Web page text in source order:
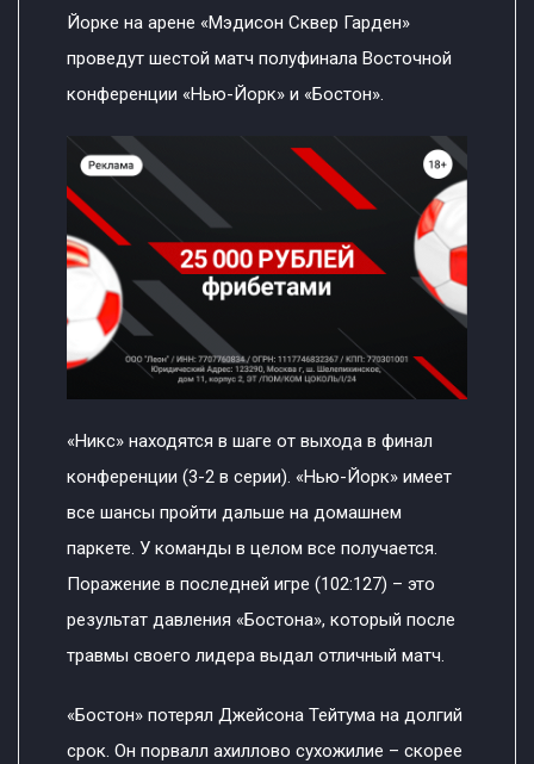
Йорке на арене «Мэдисон Сквер Гарден»
проведут шестой матч полуфинала Восточной
конференции «Нью-Йорк» и «Бостон».
«Никс» находятся в шаге от выхода в финал
конференции (3-2 в серии). «Нью-Йорк» имеет
все шансы пройти дальше на домашнем
паркете. У команды в целом все получается.
Поражение в последней игре (102:127) – это
результат давления «Бостона», который после
травмы своего лидера выдал отличный матч.
«Бостон» потерял Джейсона Тейтума на долгий
срок. Он порвалл ахиллово сухожилие – скорее